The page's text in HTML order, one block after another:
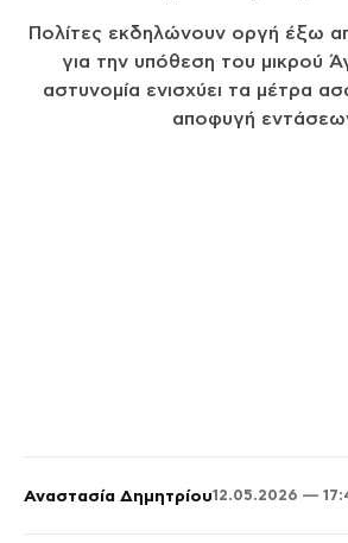
Πολίτες εκδηλώνουν οργή έξω
για την υπόθεση του μικρού
αστυνομία ενισχύει τα μέτρα
αποφυγή
Αναστασία Δημητρίου12.05.2026 —